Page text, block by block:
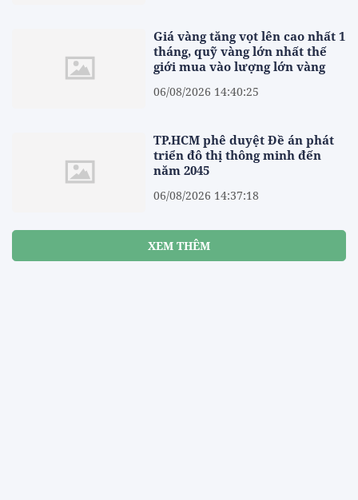
Giá vàng tăng vọt lên cao nhất 1
tháng, quỹ vàng lớn nhất thế
giới mua vào lượng lớn vàng
06/08/2026 14:40:25
TP.HCM phê duyệt Đề án phát
triển đô thị thông minh đến
năm 2045
06/08/2026 14:37:18
XEM THÊM